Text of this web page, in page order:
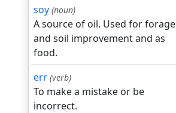
soy (noun)
A source of oil. Used for forage
and soil improvement and as
food.
err (verb)
To make a mistake or be
incorrect.